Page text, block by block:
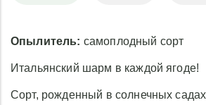
Опылитель: самоплодный сорт
Итальянский шарм в каждой ягоде!
Сорт, рожденный в солнечных